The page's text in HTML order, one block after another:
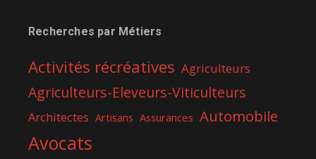
Recherches par Métiers
Activités récréatives Agriculteurs
Agriculteurs-Eleveurs-Viticulteurs
Architectes Artisans Assurances Automobile
Avocats